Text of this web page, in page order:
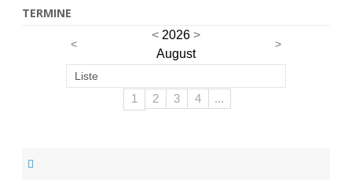
TERMINE
<
< 2026 >
August
>
Liste
1 2 3 4 ...